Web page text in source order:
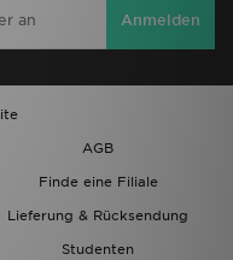
Anmelden
AGB
Finde eine Filiale
Lieferung & Rücksendung
Studenten